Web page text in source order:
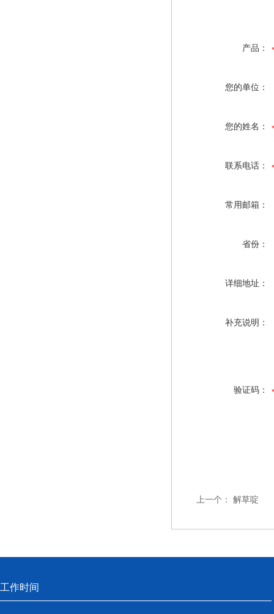
产品：
您的单位：
您的姓名：
联系电话：
常用邮箱：
省份：
详细地址：
补充说明：
验证码：
上一个： 解草啶
工作时间